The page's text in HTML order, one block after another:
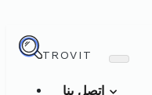
TROVIT